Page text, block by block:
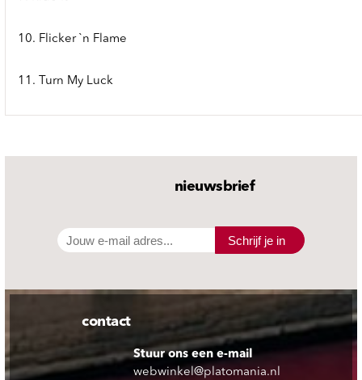
10. Flicker `n Flame
11. Turn My Luck
nieuwsbrief
Schrijf je in
contact
Stuur ons een e-mail
webwinkel@platomania.nl